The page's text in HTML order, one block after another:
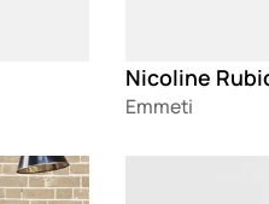
Nicoline
Emmeti